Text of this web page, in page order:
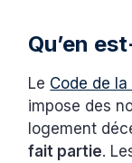
Qu’en
Le Code de
impose des
logement
fait partie.